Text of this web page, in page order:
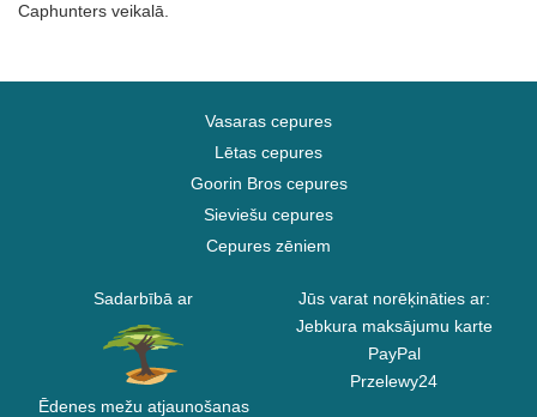
Caphunters veikalā.
Vasaras cepures
Lētas cepures
Goorin Bros cepures
Sieviešu cepures
Cepures zēniem
Sadarbībā ar
Ēdenes mežu atjaunošanas
Jūs varat norēķināties ar:
Jebkura maksājumu karte
PayPal
Przelewy24